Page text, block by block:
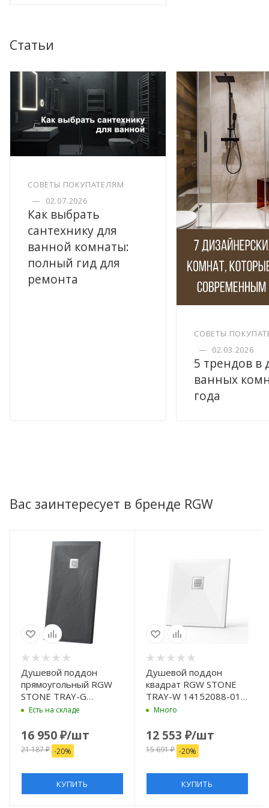
Статьи
СОВЕТЫ ПОКУПАТЕЛЯМ
— 02.07.2026
Как выбрать
сантехнику для
ванной комнаты:
полный гид для
ремонта
СОВЕТЫ
— 02.03.2026
5 трендов в
ванных
года
Вас заинтересует в бренде RGW
Душевой поддон
прямоугольный RGW
STONE TRAY-G
14152812-02-11
Есть на складе
16 950₽/шт
21 187₽ -20%
КУПИТЬ
Душевой поддон
квадрат RGW STONE
TRAY-W 14152088-01-
11 800x800
Много
12 553 ₽/шт
15 691₽ -20%
КУПИТЬ